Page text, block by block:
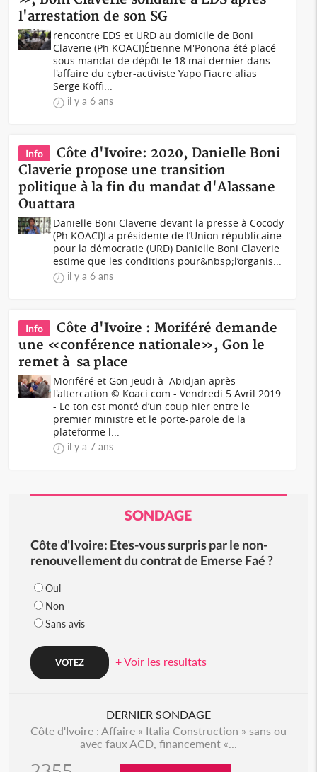
l'arrestation de son SG
rencontre EDS et URD au domicile de Boni
Claverie (Ph KOACI)Étienne M'Ponona été placé
sous mandat de dépôt le 18 mai dernier dans
l'affaire du cyber-activiste Yapo Fiacre alias
Serge Koffi...
il y a 6 ans
Info
Côte d'Ivoire: 2020, Danielle Boni
Claverie propose une transition
politique à la fin du mandat d'Alassane
Ouattara
Danielle Boni Claverie devant la presse à Cocody
(Ph KOACI)La présidente de l’Union républicaine
pour la démocratie (URD) Danielle Boni Claverie
estime que les conditions pour&nbsp;l’organis...
il y a 6 ans
Info
Côte d'Ivoire : Moriféré demande
une «conférence nationale», Gon le
remet à sa place
Moriféré et Gon jeudi à Abidjan après
l'altercation © Koaci.com - Vendredi 5 Avril 2019
- Le ton est monté d’un coup hier entre le
premier ministre et le porte-parole de la
plateforme l...
il y a 7 ans
SONDAGE
Côte d'Ivoire: Etes-vous surpris par le non-
renouvellement du contrat de Emerse Faé ?
Oui
Non
Sans avis
+ Voir les resultats
DERNIER SONDAGE
Côte d'Ivoire : Affaire « Italia Construction » sans ou
avec faux ACD, financement «...